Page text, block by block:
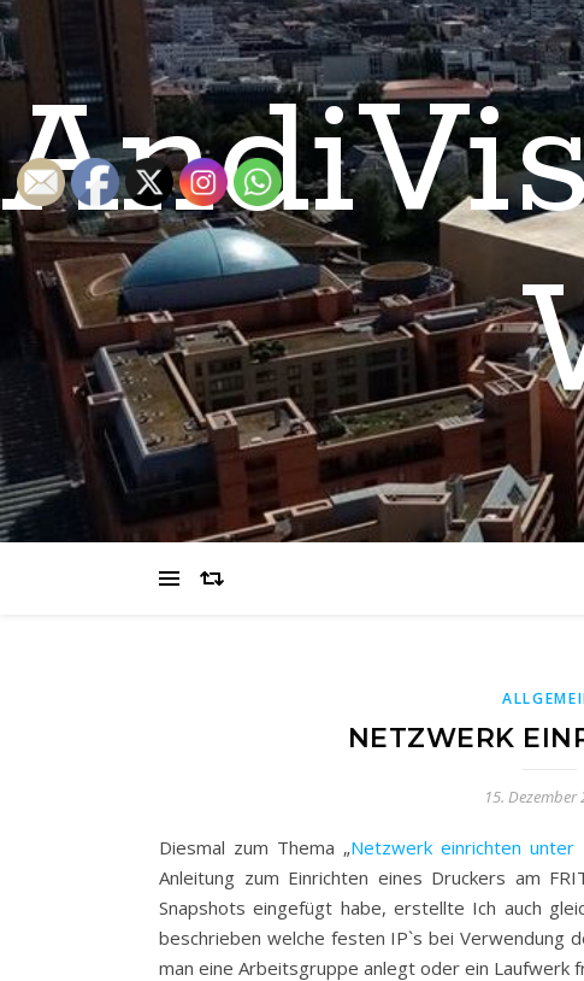
NETZWERK
15. Dezember
Diesmal zum Thema „Netzwerk einrichten unter
Anleitung zum Einrichten eines Druckers am
Snapshots eingefügt habe, erstellte Ich auch
beschrieben welche festen IP`s bei Verwendung
man eine Arbeitsgruppe anlegt oder ein Laufwerk